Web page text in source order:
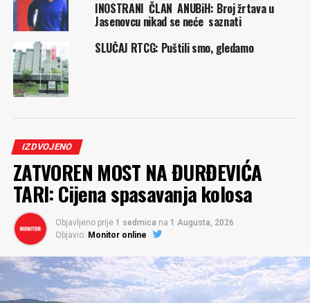
INOSTRANI ČLAN ANUBiH: Broj žrtava u
Jasenovcu nikad se neće saznati
SLUČAJ RTCG: Puštili smo, gledamo
IZDVOJENO
ZATVOREN MOST NA ĐURĐEVIĆA
TARI: Cijena spasavanja kolosa
Objavljeno prije 1 sedmica na 1 Augusta, 2026
Objavio: Monitor online